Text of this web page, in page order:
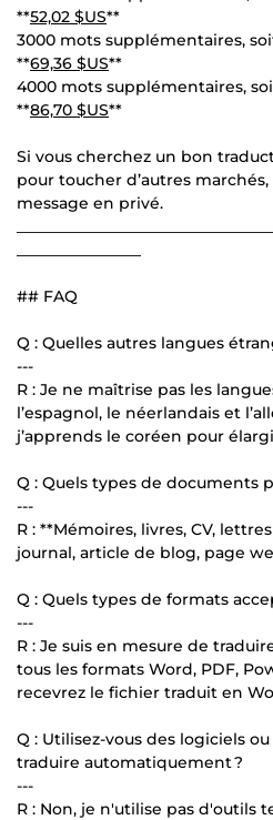
**52,02 $US**
3000 mots supplémentaires,
**69,36 $US**
4000 mots supplémentaires,
**86,70 $US**
Si vous cherchez un bon
pour toucher d’autres
message en privé.
## FAQ
Q : Quelles autres langues
---
R : Je ne maîtrise pas les
l’espagnol, le néerlandais et
j’apprends le coréen pour
Q : Quels types de documents
---
R : **Mémoires, livres, CV,
journal, article de blog, page
Q : Quels types de formats
---
R : Je suis en mesure de
tous les formats Word, PDF,
recevrez le fichier traduit en
Q : Utilisez-vous des logiciels
traduire automatiquement ?
---
R : Non, je n'utilise pas d'outils